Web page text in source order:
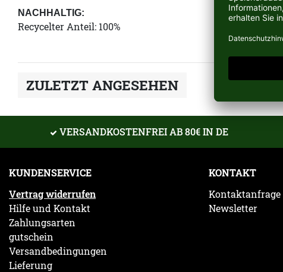
NACHHALTIG:
Recycelter Anteil: 100%
ZULETZT ANGESEHEN
VERSANDKOSTENFREI AB 80€ IN DE
KUNDENSERVICE
Vertrag widerrufen
Hilfe und Kontakt
Zahlungsarten
gutschein
Versandbedingungen
Lieferung
KONTAKT
Kontaktanfrage
Newsletter